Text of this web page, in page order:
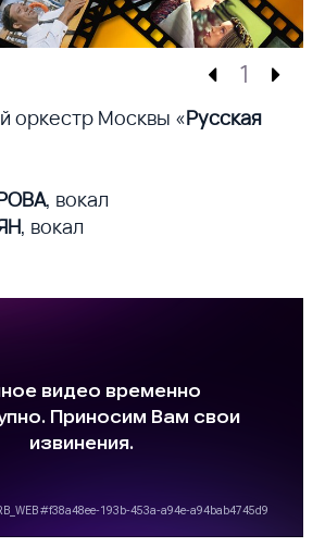
1
оркестр Москвы «Русская
, вокал
, вокал